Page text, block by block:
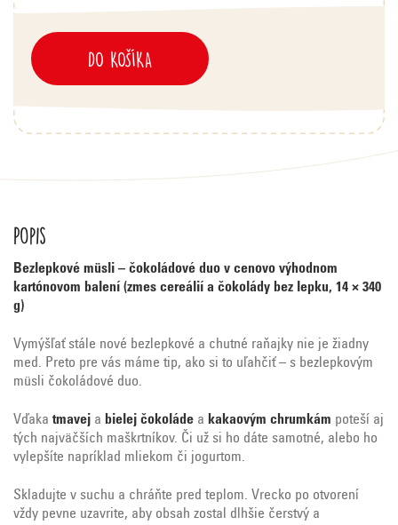
DO KOŠÍKA
Popis
Bezlepkové müsli – čokoládové duo v cenovo výhodnom
kartónovom balení (zmes cereálií a čokolády bez lepku, 14 × 340
g)
Vymýšľať stále nové bezlepkové a chutné raňajky nie je žiadny
med. Preto pre vás máme tip, ako si to uľahčiť – s bezlepkovým
müsli čokoládové duo.
Vďaka tmavej a bielej čokoláde a kakaovým chrumkám poteší aj
tých najväčších maškrtníkov. Či už si ho dáte samotné, alebo ho
vylepšíte napríklad mliekom či jogurtom.
Skladujte v suchu a chráňte pred teplom. Vrecko po otvorení
vždy pevne uzavrite, aby obsah zostal dlhšie čerstvý a